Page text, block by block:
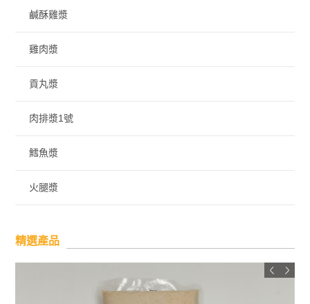
鹹酥雞漿
雞肉漿
貢丸漿
肉排漿1號
鱈魚漿
火腿漿
精選產品